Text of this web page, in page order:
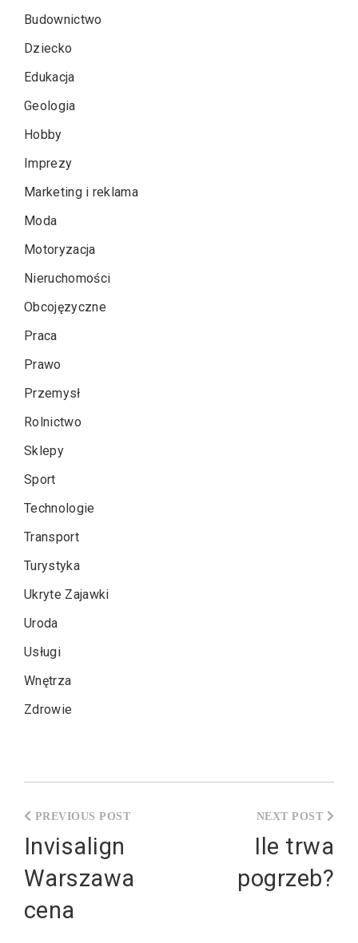
Budownictwo
Dziecko
Edukacja
Geologia
Hobby
Imprezy
Marketing i reklama
Moda
Motoryzacja
Nieruchomości
Obcojęzyczne
Praca
Prawo
Przemysł
Rolnictwo
Sklepy
Sport
Technologie
Transport
Turystyka
Ukryte Zajawki
Uroda
Usługi
Wnętrza
Zdrowie
wpisu
Invisalign
Warszawa
cena
Ile trwa
pogrzeb?